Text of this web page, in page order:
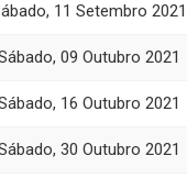
11 Setembro 2021
09 Outubro 2021
16 Outubro 2021
30 Outubro 2021